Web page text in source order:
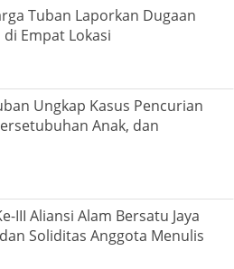
Tuban Laporkan Dugaan
Empat Lokasi
Ungkap Kasus Pencurian
Anak, dan
III Aliansi Alam Bersatu Jaya
Soliditas Anggota Menulis